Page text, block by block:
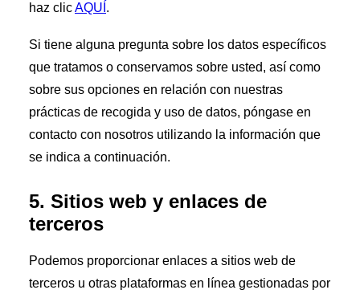
haz clicAQUÍ .
Si tiene alguna pregunta sobre los datos específicos
que tratamos o conservamos sobre usted, así como
sobre sus opciones en relación con nuestras
prácticas de recogida y uso de datos, póngase en
contacto con nosotros utilizando la información que
se indica a continuación.
5. Sitios web y enlaces de
terceros
Podemos proporcionar enlaces a sitios web de
terceros u otras plataformas en línea gestionadas por